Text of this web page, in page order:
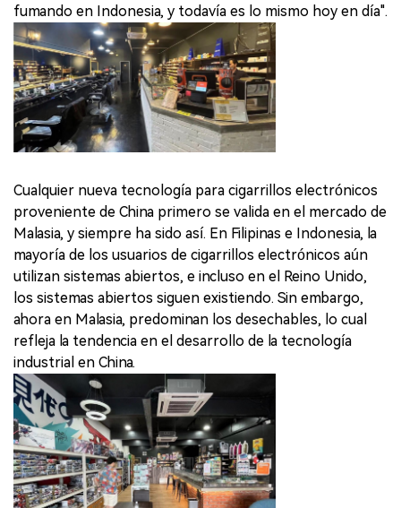
fumando en Indonesia, y todavía es lo mismo hoy en día".
Cualquier nueva tecnología para cigarrillos electrónicos
proveniente de China primero se valida en el mercado de
Malasia, y siempre ha sido así. En Filipinas e Indonesia, la
mayoría de los usuarios de cigarrillos electrónicos aún
utilizan sistemas abiertos, e incluso en el Reino Unido,
los sistemas abiertos siguen existiendo. Sin embargo,
ahora en Malasia, predominan los desechables, lo cual
refleja la tendencia en el desarrollo de la tecnología
industrial en China.